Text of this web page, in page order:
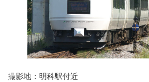
撮影地：明科駅付近